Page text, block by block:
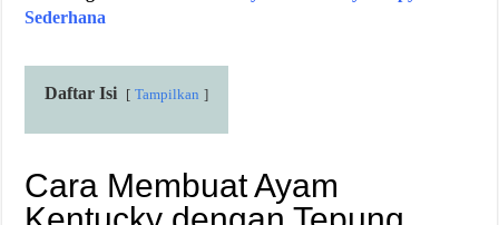
Sederhana
Daftar Isi Tampilkan
Cara Membuat Ayam